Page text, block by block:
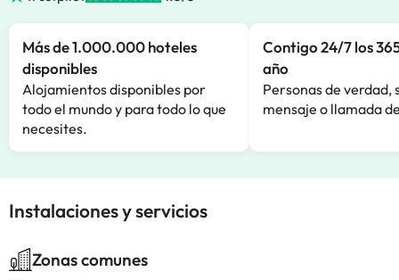
Más de 1.000.000 hoteles
disponibles
Alojamientos disponibles por
todo el mundo y para todo lo que
necesites.
Contigo 24/7 los
año
Personas de verdad,
mensaje o llamada
Instalaciones y servicios
Zonas comunes